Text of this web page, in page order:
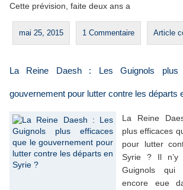
Cette prévision, faite deux ans a
mai 25, 2015 1 Commentaire Article
La Reine Daesh : Les Guignols plus
gouvernement pour lutter contre les départs
La Reine
plus efficaces
pour lutter
Syrie ? Il n’y
Guignols qui
encore eue